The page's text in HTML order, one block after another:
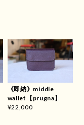
《即納》middle
wallet【prugna】
¥22,000